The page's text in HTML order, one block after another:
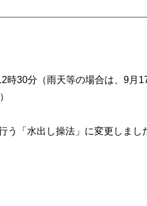
30分（雨天等の場合は、9月
う「水出し操法」に変更しまし